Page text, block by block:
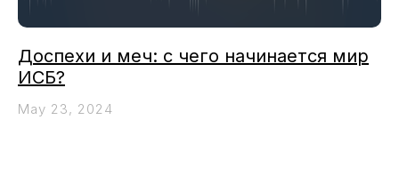
Доспехи и меч: с чего начинается мир
ИСБ?
May 23, 2024